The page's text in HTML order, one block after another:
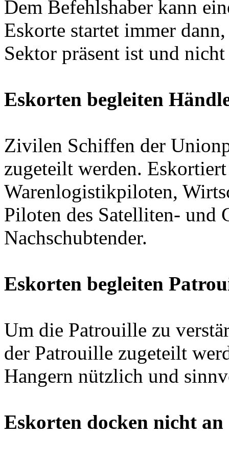
Dem Befehlshaber kann
Eskorte startet immer
Sektor präsent ist und
Eskorten begleiten
Zivilen Schiffen der
zugeteilt werden.
Warenlogistikpiloten,
Piloten des Satelliten- und
Nachschubtender.
Eskorten begleiten
Um die Patrouille zu
der Patrouille zugeteilt
Hangern nützlich und
Eskorten docken nicht